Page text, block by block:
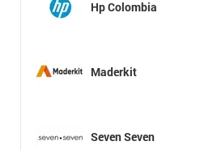
Hp Colombia
Maderkit
Seven Seven